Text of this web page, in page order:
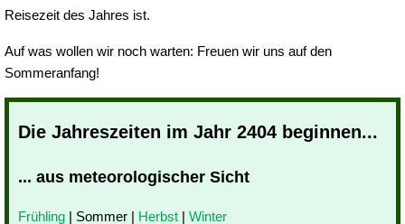
Reisezeit des Jahres ist.
Auf was wollen wir noch warten: Freuen wir uns auf den
Sommeranfang!
Die Jahreszeiten im Jahr 2404 beginnen...
... aus meteorologischer Sicht
Frühling | Sommer | Herbst | Winter